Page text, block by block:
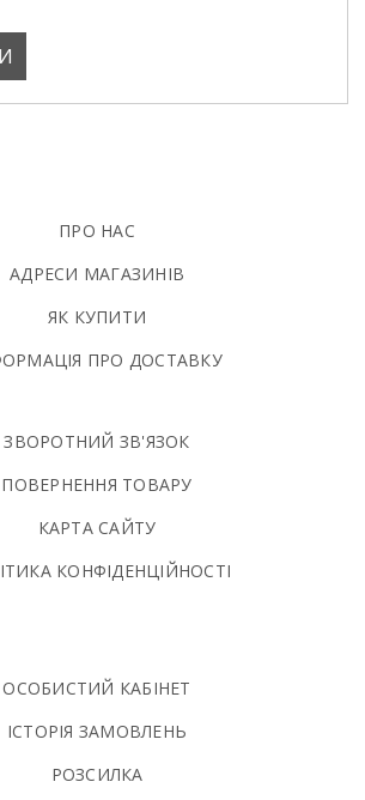
ПРО НАС
АДРЕСИ МАГАЗИНІВ
ЯК КУПИТИ
ПРО ДОСТАВКУ
ЗВОРОТНИЙ ЗВ'ЯЗОК
ПОВЕРНЕННЯ ТОВАРУ
КАРТА САЙТУ
КОНФIДЕНЦIЙНОСТI
ОСОБИСТИЙ КАБІНЕТ
ІСТОРІЯ ЗАМОВЛЕНЬ
РОЗСИЛКА